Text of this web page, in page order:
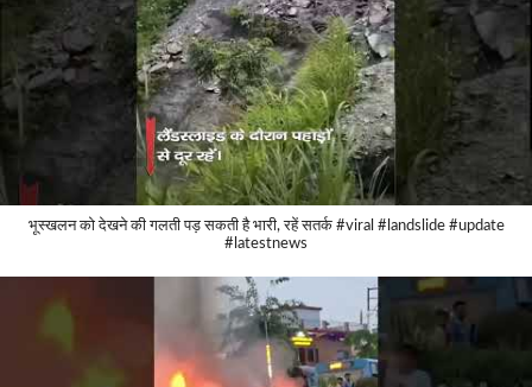
भूस्खलन को देखने की गलती पड़ सकती है भारी, रहें सतर्क #viral #landslide #update
#latestnews